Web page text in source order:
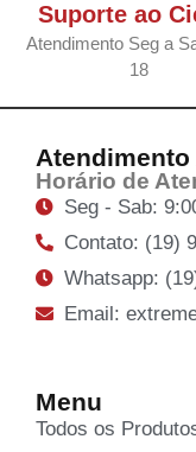
Suporte ao
Atendimento Seg a
18
Atendimento
Horário de
Seg - Sab:
Contato: (19)
Whatsapp:
Email:
Menu
Todos os